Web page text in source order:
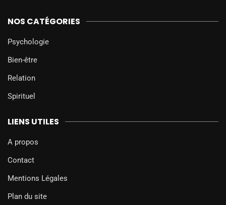
NOS CATÉGORIES
Psychologie
Bien-être
Relation
Spirituel
LIENS UTILES
A propos
Contact
Mentions Légales
Plan du site